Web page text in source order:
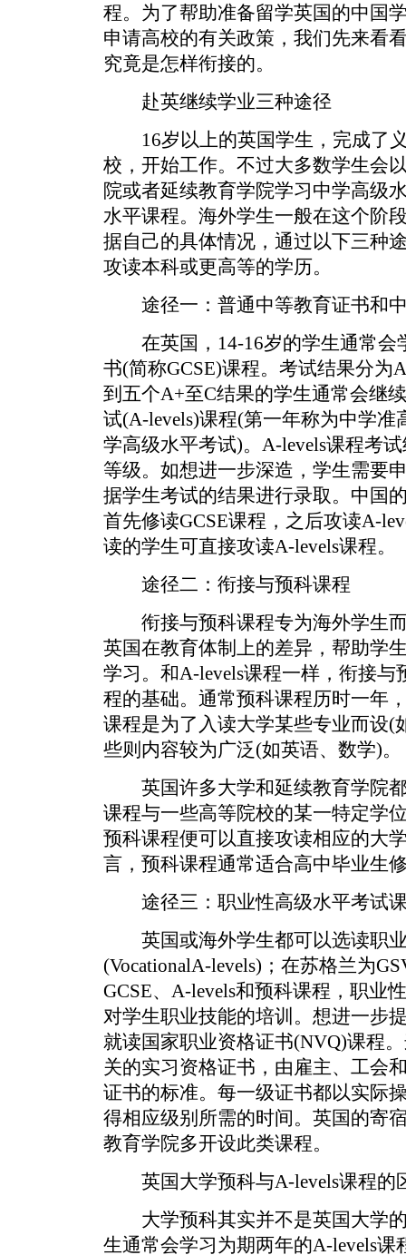
程。为了帮助准备留学英国的中国
申请高校的有关政策，我们先来看
究竟是怎样衔接的。
赴英继续学业三种途径
16岁以上的英国学生，完成了义
校，开始工作。不过大多数学生会
院或者延续教育学院学习中学高级
水平课程。海外学生一般在这个阶
据自己的具体情况，通过以下三种
攻读本科或更高等的学历。
途径一：普通中等教育证书和中
在英国，14-16岁的学生通常会
书(简称GCSE)课程。考试结果分为
到五个A+至C结果的学生通常会继
试(A-levels)课程(第一年称为中学
学高级水平考试)。A-levels课程考
等级。如想进一步深造，学生需要
据学生考试的结果进行录取。中国
首先修读GCSE课程，之后攻读A-
读的学生可直接攻读A-levels课程。
途径二：衔接与预科课程
衔接与预科课程专为海外学生而
英国在教育体制上的差异，帮助学
学习。和A-levels课程一样，衔接
程的基础。通常预科课程历时一年
课程是为了入读大学某些专业而设(
些则内容较为广泛(如英语、数学)。
英国许多大学和延续教育学院都
课程与一些高等院校的某一特定学
预科课程便可以直接攻读相应的大
言，预科课程通常适合高中毕业生
途径三：职业性高级水平考试
英国或海外学生都可以选读职业
(VocationalA-levels)；在苏格兰为
GCSE、A-levels和预科课程，职业
对学生职业技能的培训。想进一步
就读国家职业资格证书(NVQ)课程
关的实习资格证书，由雇主、工会
证书的标准。每一级证书都以实际
得相应级别所需的时间。英国的寄
教育学院多开设此类课程。
英国大学预科与A-levels课程的
大学预科其实并不是英国大学的
生通常会学习为期两年的A-levels课